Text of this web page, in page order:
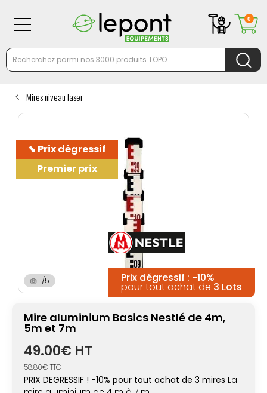
Mires niveau laser
Prix dégressif : -10%
pour tout achat de 3 Lots
⬊ Prix dégressif
Premier prix
1/5
Mire aluminium Basics Nestlé de 4m,
5m et 7m
49.00€ HT
58.80€ TTC
PRIX DEGRESSIF ! -10% pour tout achat de 3 mires La
0